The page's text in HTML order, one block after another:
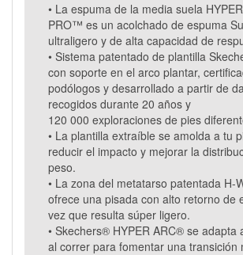
• La espuma de la media suela
PRO™ es un acolchado de espuma
ultraligero y de alta capacidad de
• Sistema patentado de plantilla
con soporte en el arco plantar,
podólogos y desarrollado a partir de
recogidos durante 20 años y
120 000 exploraciones de pies
• La plantilla extraíble se amolda a tu
reducir el impacto y mejorar la
peso.
• La zona del metatarso patentada H-
ofrece una pisada con alto retorno de
vez que resulta súper ligero.
• Skechers® HYPER ARC® se adapta
al correr para fomentar una transición